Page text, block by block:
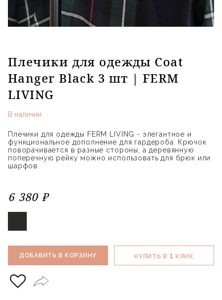
Плечики для одежды Coat
Hanger Black 3 шт | FERM
LIVING
В наличии
Плечики для одежды FERM LIVING - элегантное и
функциональное дополнение для гардероба. Крючок
поворачивается в разные стороны, а деревянную
поперечную рейку можно использовать для брюк или
шарфов.
6 380 ₽
ДОБАВИТЬ В КОРЗИНУ КУПИТЬ В 1 КЛИК